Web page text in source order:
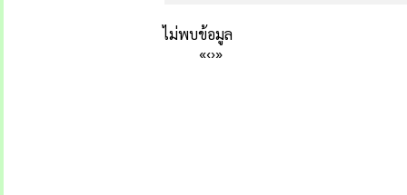
ไม่พบข้อมูล
«‹›»